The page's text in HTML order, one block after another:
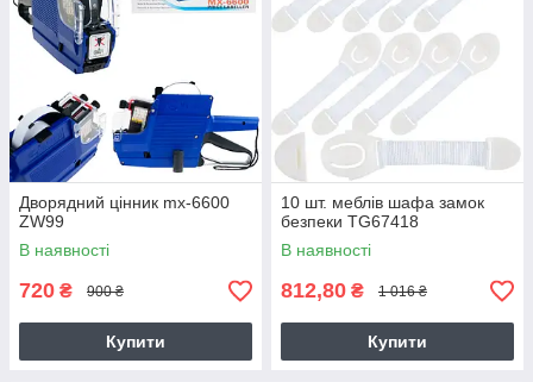
Дворядний цінник mx-6600
ZW99
В наявності
720 ₴ 900 ₴
Купити
10 шт. меблів шафа замок
безпеки TG67418
В наявності
812,80 ₴ 1 016 ₴
Купити